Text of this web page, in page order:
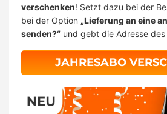
verschenken! Setzt dazu bei der
bei der Option „Lieferung an eine
senden?“ und gebt die Adresse
JAHRESABO